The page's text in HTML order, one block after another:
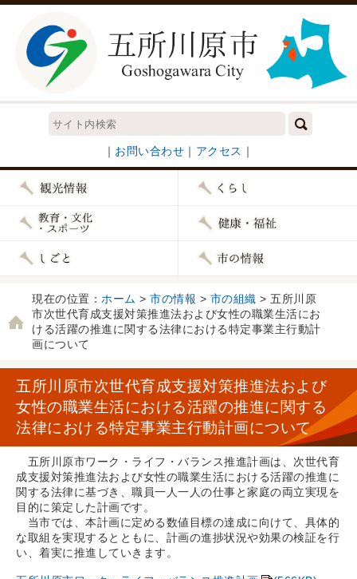
｜ お問い合わせ ｜ アクセス ｜
現在の位置： ホーム > 市の情報 > 市の組織 > 五所川原
市次世代育成支援対策推進法および女性の職業生活にお
ける活躍の推進に関する法律における特定事業主行動計
画について
五所川原市次世代育成支援対策推進法および
女性の職業生活における活躍の推進に関する
法律における特定事業主行動計画について
五所川原市ワーク・ライフ・バランス推進計画は、次世代育
成支援対策推進法および女性の職業生活における活躍の推進に
関する法律に基づき、職員一人一人の仕事と家庭の両立実現を
目的に策定した計画です。
当市では、本計画に定める数値目標の達成に向けて、具体的
な取組を実現するとともに、計画の進捗状況や効果の検証を行
い、着実に推進していきます。